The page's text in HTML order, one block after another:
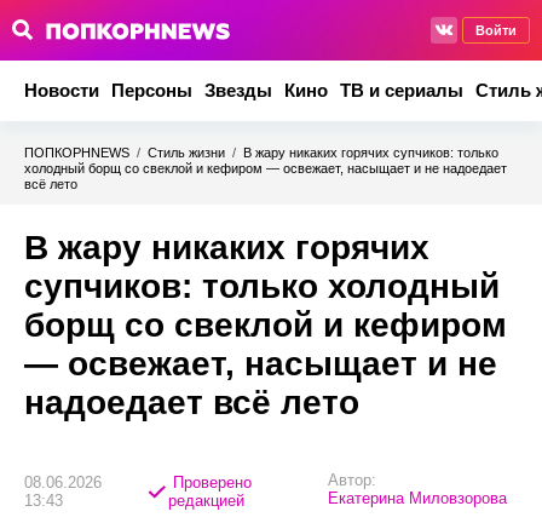
Войти
Новости Персоны Звезды Кино ТВ и сериалы Стиль
ПОПКОРНNEWS / Стиль жизни / В жару никаких горячих супчиков: только
холодный борщ со свеклой и кефиром — освежает, насыщает и не надоедает
всё лето
В жару никаких горячих
супчиков: только холодный
борщ со свеклой и кефиром
— освежает, насыщает и не
надоедает всё лето
08.06.2026
13:43
Проверено
редакцией
Автор:
Екатерина Миловзорова